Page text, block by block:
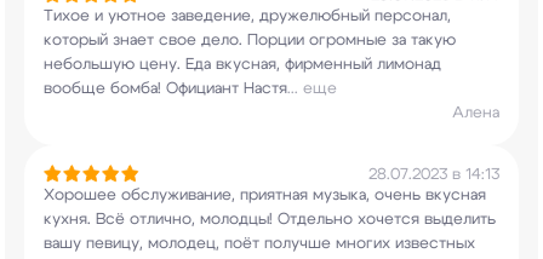
Тихое и уютное заведение, дружелюбный персонал,
который знает свое дело. Порции огромные за такую
небольшую цену. Еда вкусная, фирменный лимонад
вообще бомба! Официант Настя... еще
Алена
28.07.2023 в 14:13
Хорошее обслуживание, приятная музыка, очень вкусная
кухня. Всё отлично, молодцы! Отдельно хочется выделить
вашу певицу, молодец, поёт получше многих известных